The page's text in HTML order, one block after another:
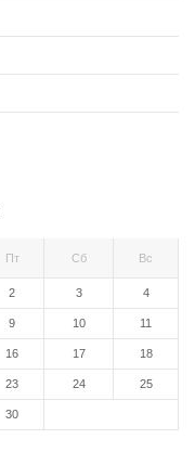
Пт Сб Вс
2 3 4
9 10 11
16 17 18
23 24 25
30